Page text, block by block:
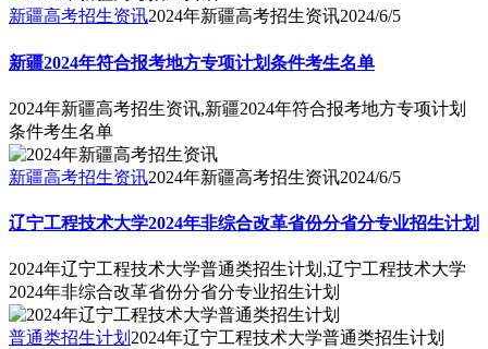
新疆高考招生资讯2024年新疆高考招生资讯2024/6/5
新疆2024年符合报考地方专项计划条件考生名单
2024年新疆高考招生资讯,新疆2024年符合报考地方专项计划
条件考生名单
新疆高考招生资讯2024年新疆高考招生资讯2024/6/5
辽宁工程技术大学2024年非综合改革省份分省分专业招生计划
2024年辽宁工程技术大学普通类招生计划,辽宁工程技术大学
2024年非综合改革省份分省分专业招生计划
普通类招生计划 2024年辽宁工程技术大学普通类招生计划